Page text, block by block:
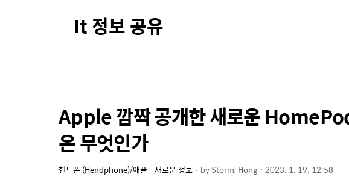
It 정보 공유
상
세
컨
텐
본
문
제
목
Apple 깜짝 공개한 새로운
은 무엇인가
핸드폰 (Hendphone)/애플 - 새로운 정보 byStorm, Hong 2023. 1. 19. 12:58